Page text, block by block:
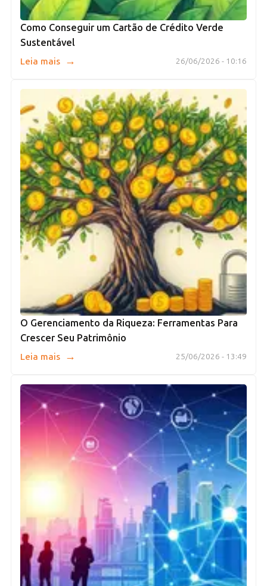
Como Conseguir um Cartão de Crédito Verde
Sustentável
26/06/2026 - 10:16
Leia mais →
O Gerenciamento da Riqueza: Ferramentas Para
Crescer Seu Patrimônio
25/06/2026 - 13:49
Leia mais →